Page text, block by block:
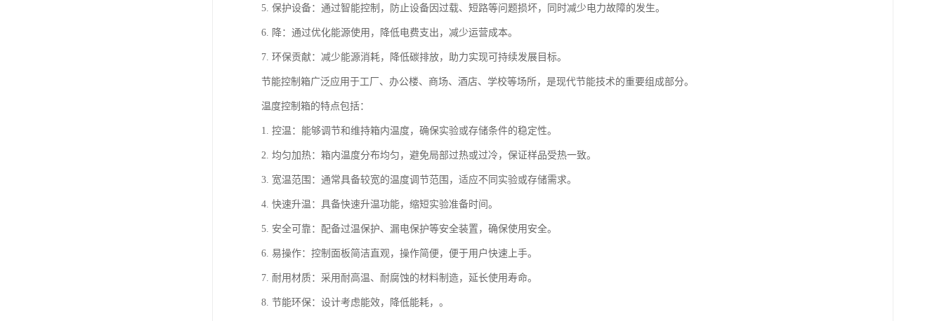
5. 保护设备：通过智能控制，防止设备因过载、短路等问题损坏，同时减少电力故障的发生。
6. 降：通过优化能源使用，降低电费支出，减少运营成本。
7. 环保贡献：减少能源消耗，降低碳排放，助力实现可持续发展目标。
节能控制箱广泛应用于工厂、办公楼、商场、酒店、学校等场所，是现代节能技术的重要组成部分。
温度控制箱的特点包括：
1. 控温：能够调节和维持箱内温度，确保实验或存储条件的稳定性。
2. 均匀加热：箱内温度分布均匀，避免局部过热或过冷，保证样品受热一致。
3. 宽温范围：通常具备较宽的温度调节范围，适应不同实验或存储需求。
4. 快速升温：具备快速升温功能，缩短实验准备时间。
5. 安全可靠：配备过温保护、漏电保护等安全装置，确保使用安全。
6. 易操作：控制面板简洁直观，操作简便，便于用户快速上手。
7. 耐用材质：采用耐高温、耐腐蚀的材料制造，延长使用寿命。
8. 节能环保：设计考虑能效，降低能耗，。